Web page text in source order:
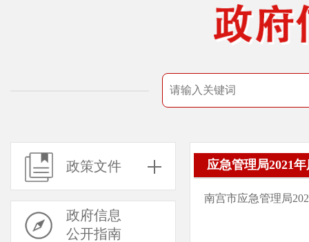
政策文件
政府信息
公开指南
应急管理局2021
南宫市应急管理局